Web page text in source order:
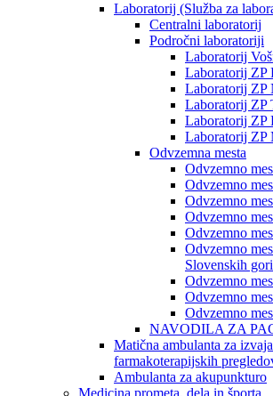
Laboratorij (Služba za
Centralni laboratorij
Področni laboratoriji
Laboratorij
Laboratorij ZP
Laboratorij ZP
Laboratorij ZP
Laboratorij ZP
Laboratorij ZP
Odvzemna mesta
Odvzemno
Odvzemno
Odvzemno
Odvzemno
Odvzemno
Odvzemno
Slovenskih
Odvzemno
Odvzemno
Odvzemno
NAVODILA ZA
Matična ambulanta za
farmakoterapijskih
Ambulanta za akupunkturo
Medicina prometa, dela in športa